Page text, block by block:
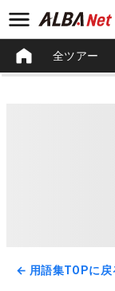
全ツアー
← 用語集TOPに戻